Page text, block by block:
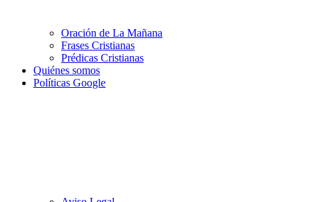
Oración de La Mañana
Frases Cristianas
Prédicas Cristianas
Quiénes somos
Políticas Google